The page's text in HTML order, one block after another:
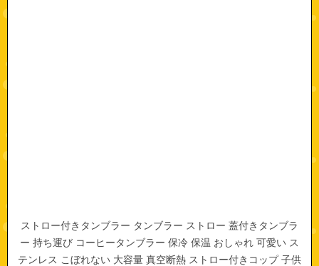
ストロー付きタンブラー タンブラー ストロー 蓋付きタンブラ
ー 持ち運び コーヒータンブラー 保冷 保温 おしゃれ 可愛い ス
テンレス こぼれない 大容量 真空断熱 ストロー付きコップ 子供